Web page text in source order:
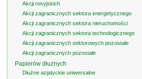
Akcji rosyjskich
Akcji zagranicznych sektora energetycznego
Akcji zagranicznych sektora nieruchomości
Akcji zagranicznych sektora technologicznego
Akcji zagranicznych sektorowych pozostałe
Akcji zagranicznych pozostałe
Papierów dłużnych
Dłużne azjatyckie uniwersalne